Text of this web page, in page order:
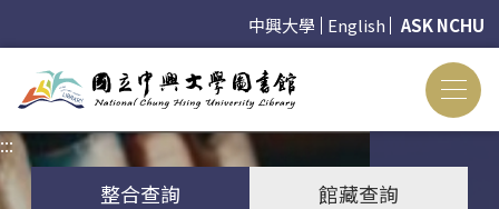
中興大學 English ASK NCHU
:::
整合查詢
館藏查詢